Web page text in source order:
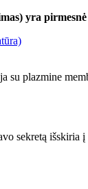
yra
su plazmine
sekretą išskiria